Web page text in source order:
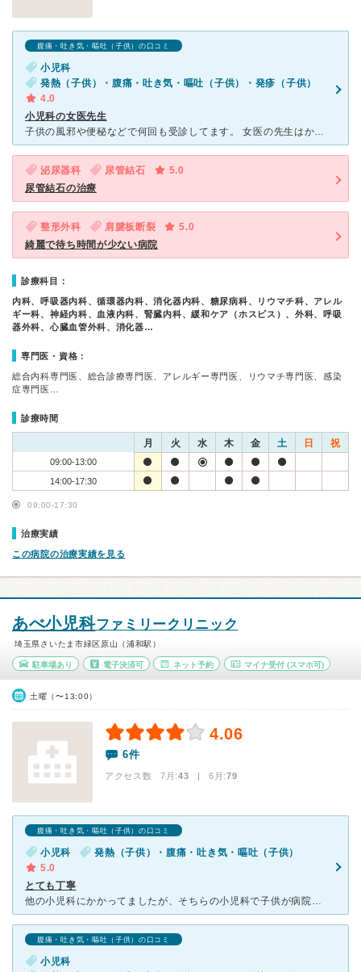
腹痛・吐き気・嘔吐（子供）の口コミ
小児科
発熱（子供）・腹痛・吐き気・嘔吐（子供）・発疹（子供）
4.0
小児科の女医先生
子供の風邪や便秘などで何回も受診してます。 女医の先生はかなり優しくて話もきちんと聞いてくれます。病気の説明についてもハキハキ話してくれてるので聞き取りやすいし安心できます。 看護師さんたちもみな
泌尿器科 尿管結石
5.0
尿管結石の治療
整形外科 肩腱板断裂
5.0
綺麗で待ち時間が少ない病院
診療科目：
内科、呼吸器内科、循環器内科、消化器内科、糖尿病科、リウマチ科、アレル
ギー科、神経内科、血液内科、腎臓内科、緩和ケア（ホスピス）、外科、呼吸
器外科、心臓血管外科、消化器…
専門医・資格：
総合内科専門医、総合診療専門医、アレルギー専門医、リウマチ専門医、感染
症専門医…
診療時間
月 火 水 木 金 土 日 祝
09:00-13:00
14:00-17:30
09:00-17:30
治療実績
この病院の治療実績を見る
あべ小児科ファミリークリニック
埼玉県さいたま市緑区原山（浦和駅）
駐車場あり 電子決済可 ネット予約 マイナ受付 (スマホ可)
土曜（〜13:00）
4.06
6件
アクセス数 7月:43 | 6月:79
腹痛・吐き気・嘔吐（子供）の口コミ
小児科
発熱（子供）・腹痛・吐き気・嘔吐（子供）
5.0
とても丁寧
他の小児科にかかってましたが、そちらの小児科で子供が病院嫌いなったことと、親の私もいつまでもよくならないし対応に不信でこちらにたまたまかかったところ、あべ先生の子供にも親にも丁寧な診察と説明でとても安
腹痛・吐き気・嘔吐（子供）の口コミ
小児科